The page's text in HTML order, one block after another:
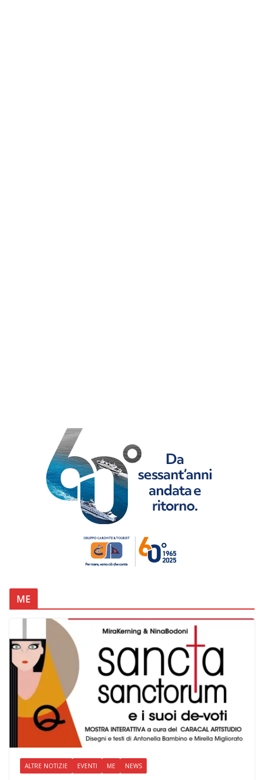
ME
ALTRE NOTIZIE EVENTI ME NEWS